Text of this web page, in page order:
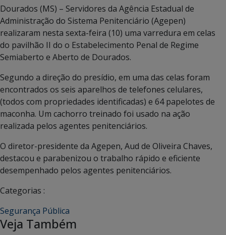
Dourados (MS) – Servidores da Agência Estadual de
Administração do Sistema Penitenciário (Agepen)
realizaram nesta sexta-feira (10) uma varredura em celas
do pavilhão II do o Estabelecimento Penal de Regime
Semiaberto e Aberto de Dourados.
Segundo a direção do presídio, em uma das celas foram
encontrados os seis aparelhos de telefones celulares,
(todos com propriedades identificadas) e 64 papelotes de
maconha. Um cachorro treinado foi usado na ação
realizada pelos agentes penitenciários.
O diretor-presidente da Agepen, Aud de Oliveira Chaves,
destacou e parabenizou o trabalho rápido e eficiente
desempenhado pelos agentes penitenciários.
Categorias :
Segurança Pública
Veja Também